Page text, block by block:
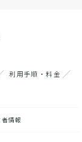
利用手順・料金
情報